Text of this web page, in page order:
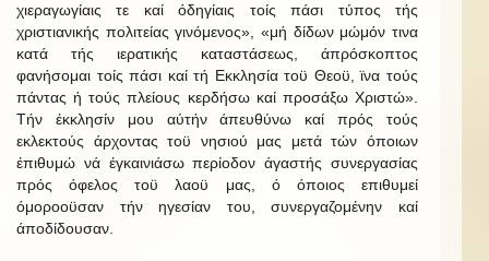
χιεραγωγίαις τε καί όδηγίαις τοίς πάσι τύπος τής
χριστιανικής πολιτείας γινόμενος», «μή δίδων μώμόν τινα
κατά τής ιερατικής καταστάσεως, άπρόσκοπτος
φανήσομαι τοίς πάσι καί τή Εκκλησία τοϋ Θεοϋ, ϊνα τούς
πάντας ή τούς πλείους κερδήσω καί προσάξω Χριστώ».
Τήν έκκλησίν μου αύτήν άπευθύνω καί πρός τούς
εκλεκτούς άρχοντας τοϋ νησιού μας μετά τών όποιων
έπιθυμώ νά έγκαινιάσω περίοδον άγαστής συνεργασίας
πρός όφελος τοϋ λαοϋ μας, ό όποιος επιθυμεί
όμοροοϋσαν τήν ηγεσίαν του, συνεργαζομένην καί
άποδίδουσαν.